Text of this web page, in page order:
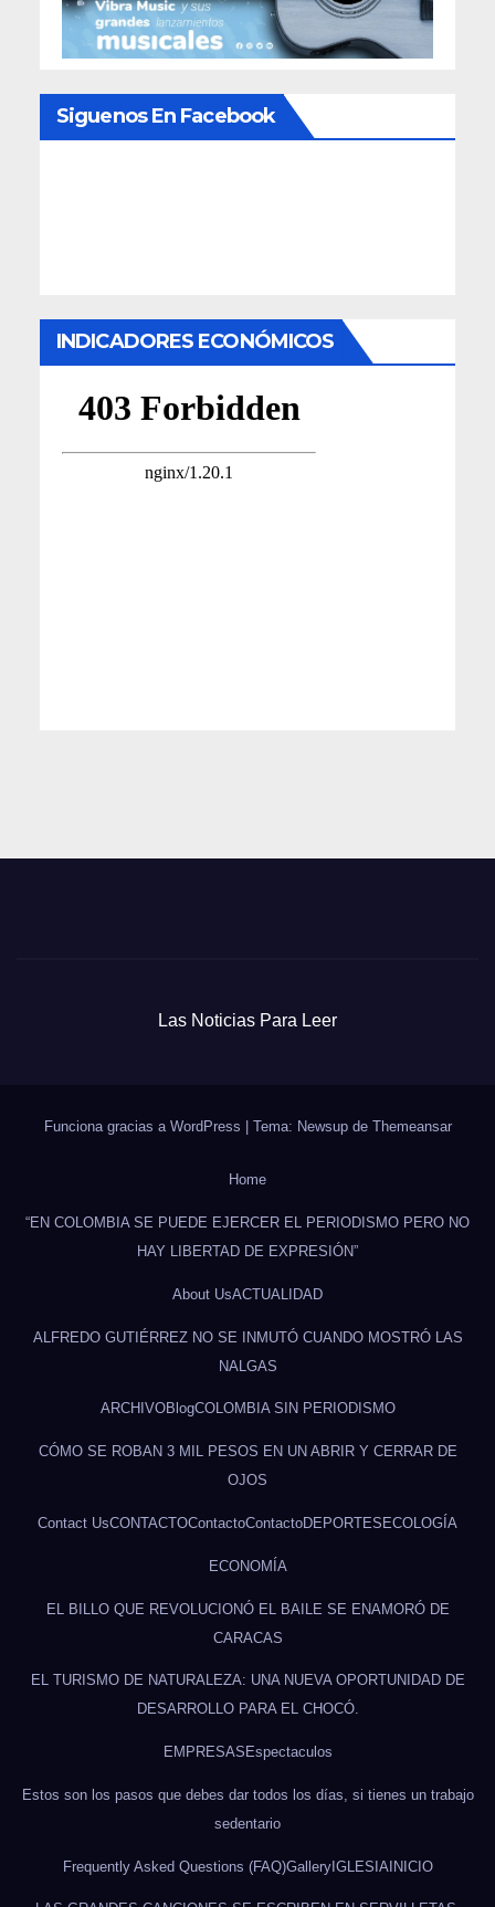
Siguenos En Facebook
INDICADORES ECONÓMICOS
Las Noticias Para Leer
Funciona gracias a WordPress Tema: Newsup de Themeansar
Home
“EN COLOMBIA SE PUEDE EJERCER EL PERIODISMO PERO NO
HAY LIBERTAD DE EXPRESIÓN”
About UsACTUALIDAD
ALFREDO GUTIÉRREZ NO SE INMUTÓ CUANDO MOSTRÓ LAS
NALGAS
ARCHIVOBlogCOLOMBIA SIN PERIODISMO
CÓMO SE ROBAN 3 MIL PESOS EN UN ABRIR Y CERRAR DE
OJOS
Contact UsCONTACTOContactoContactoDEPORTES ECOLOGÍA
ECONOMÍA
EL BILLO QUE REVOLUCIONÓ EL BAILE SE ENAMORÓ DE
CARACAS
EL TURISMO DE NATURALEZA: UNA NUEVA OPORTUNIDAD DE
DESARROLLO PARA EL CHOCÓ.
EMPRESAS Espectaculos
Estos son los pasos que debes dar todos los días, si tienes un trabajo
sedentario
Frequently Asked Questions (FAQ)GalleryIGLESIAINICIO